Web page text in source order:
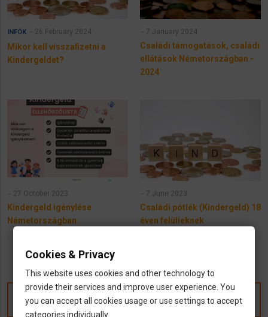
INFÓK 26 February 2024
Mikor kell visszafizetni a
Kindergeldet?
7 January 2024
Családi támogatások, családi
ellátások Németországban -
2024
27 October 2023
Kindergeld igénylése
Németországban
7 June 2023
Családi pótlék (Kindergeld) 18
éven felülieknek
Kommentek
Cookies & Privacy
This website uses cookies and other technology to
provide their services and improve user experience. You
you can accept all cookies usage or use settings to accept
categories individually.